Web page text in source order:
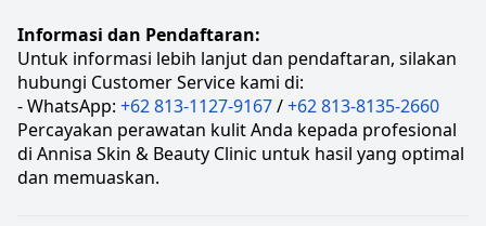
Informasi dan Pendaftaran:
Untuk informasi lebih lanjut dan pendaftaran, silakan
hubungi Customer Service kami di:
- WhatsApp: +62 813-1127-9167 / +62 813-8135-2660
Percayakan perawatan kulit Anda kepada profesional
di Annisa Skin & Beauty Clinic untuk hasil yang optimal
dan memuaskan.